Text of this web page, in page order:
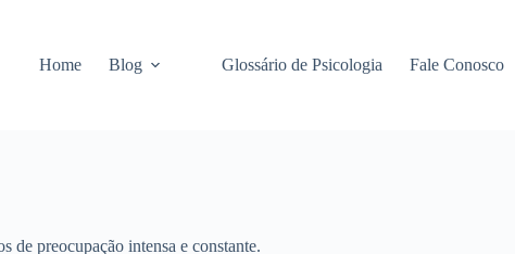
Home Blog Glossário de Psicologia Fale Conosco
de preocupação intensa e constante.